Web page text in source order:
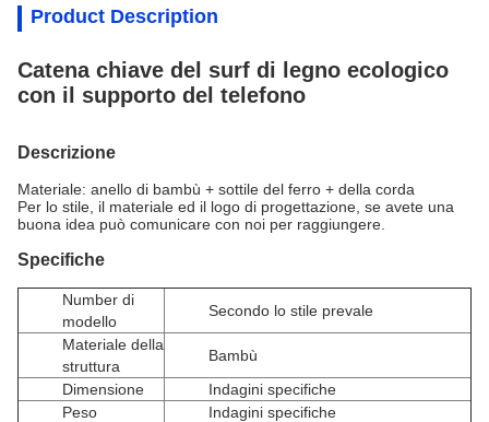
Product Description
Catena chiave del surf di legno ecologico
con il supporto del telefono
Descrizione
Materiale: anello di bambù + sottile del ferro + della corda
Per lo stile, il materiale ed il logo di progettazione, se avete una
buona idea può comunicare con noi per raggiungere.
Specifiche
Number di
modello
Secondo lo stile prevale
Materiale della
struttura
Bambù
Dimensione
Indagini specifiche
Peso
Indagini specifiche